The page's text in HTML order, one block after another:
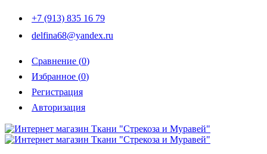
+7 (913) 835 16 79
delfina68@yandex.ru
Сравнение (0)
Избранное (0)
Регистрация
Авторизация